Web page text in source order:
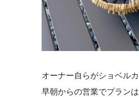
オーナー自らがショベル
早朝からの営業でプラン